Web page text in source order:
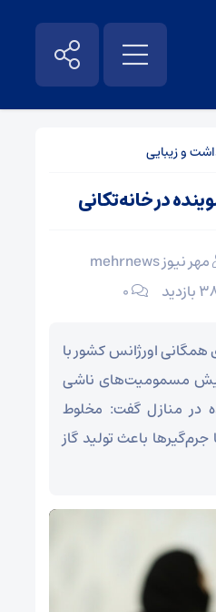
و زیبایی
در خانه‌تکانی
مهر نیوز mehrnews
۰
اورژانس کشور با
مسمومیت‌های ناشی
در منازل گفت: مخلوط
باعث تولید گاز